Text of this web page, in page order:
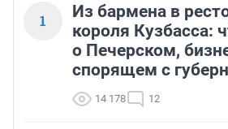
1
Из бармена в
короля Кузбасса:
о Печерском,
спорящем с
14 178 12